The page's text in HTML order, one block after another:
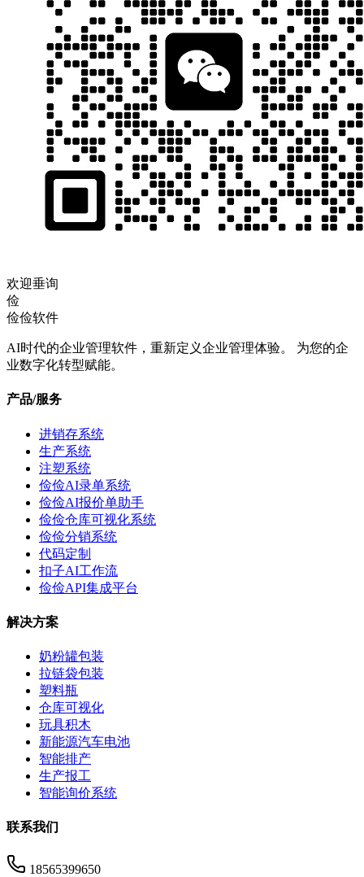
欢迎垂询
俭
俭俭软件
AI时代的企业管理软件，重新定义企业管理体验。 为您的企
业数字化转型赋能。
产品/服务
进销存系统
生产系统
注塑系统
俭俭AI录单系统
俭俭AI报价单助手
俭俭仓库可视化系统
俭俭分销系统
代码定制
扣子AI工作流
俭俭API集成平台
解决方案
奶粉罐包装
拉链袋包装
塑料瓶
仓库可视化
玩具积木
新能源汽车电池
智能排产
生产报工
智能询价系统
联系我们
18565399650